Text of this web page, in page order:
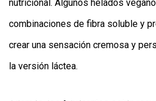
nutricional. Algunos helados
combinaciones de fibra soluble y
crear una sensación cremosa y
la versión láctea.